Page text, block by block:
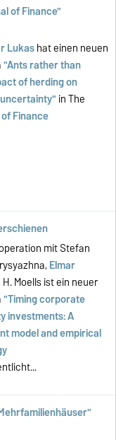
of Finance"
Lukashat einen neuen
"Ants rather than
of herding on
inThe
Finance
mit Stefan
Elmar
Moells ist ein neuer
"Timing corporate
investments: A
model and empirical